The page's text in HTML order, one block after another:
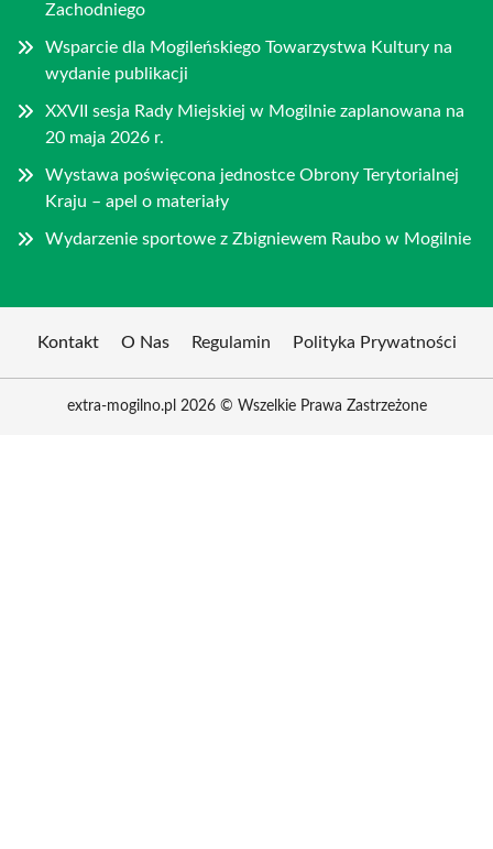
Zachodniego
Wsparcie dla Mogileńskiego Towarzystwa Kultury na
wydanie publikacji
XXVII sesja Rady Miejskiej w Mogilnie zaplanowana na
20 maja 2026 r.
Wystawa poświęcona jednostce Obrony Terytorialnej
Kraju – apel o materiały
Wydarzenie sportowe z Zbigniewem Raubo w Mogilnie
Kontakt O Nas Regulamin Polityka Prywatności
extra-mogilno.pl 2026 © Wszelkie Prawa Zastrzeżone